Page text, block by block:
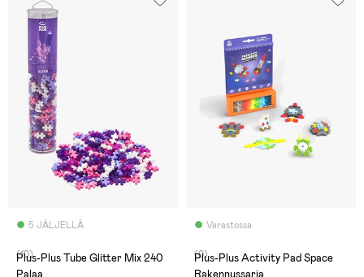
5 JÄLJELLÄ
(10)
Plus-Plus Tube Glitter Mix 240
Varastossa
(0)
Plus-Plus Activity Pad Space